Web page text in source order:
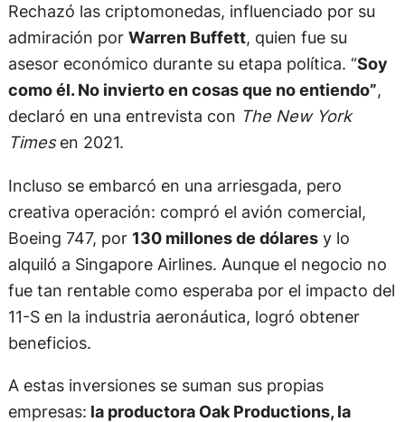
Rechazó las criptomonedas, influenciado por su
admiración por Warren Buffett, quien fue su
asesor económico durante su etapa política. “Soy
como él. No invierto en cosas que no entiendo”,
declaró en una entrevista con The New York
Timesen 2021.
Incluso se embarcó en una arriesgada, pero
creativa operación: compró el avión comercial,
Boeing 747, por 130 millones de dólaresy lo
alquiló a Singapore Airlines. Aunque el negocio no
fue tan rentable como esperaba por el impacto del
11-S en la industria aeronáutica, logró obtener
beneficios.
A estas inversiones se suman sus propias
empresas: la productora Oak Productions, la